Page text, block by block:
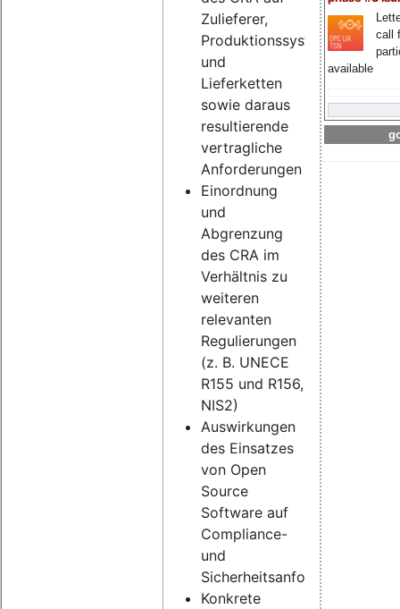
call
available
Zulieferer,
Produktionssysteme
und
Lieferketten
sowie daraus
resultierende
vertragliche
Anforderungen
Einordnung
und
Abgrenzung
des CRA im
Verhältnis zu
weiteren
relevanten
Regulierungen
(z. B. UNECE
R155 und R156,
NIS2)
Auswirkungen
des Einsatzes
von Open
Source
Software auf
Compliance-
und
Sicherheitsanforderungen
Konkrete